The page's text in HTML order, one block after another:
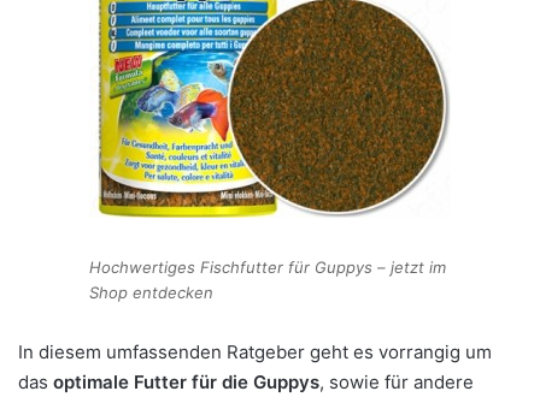
Hochwertiges Fischfutter für Guppys – jetzt im
Shop entdecken
In diesem umfassenden Ratgeber geht es vorrangig um
das optimale Futter für die Guppys, sowie für andere